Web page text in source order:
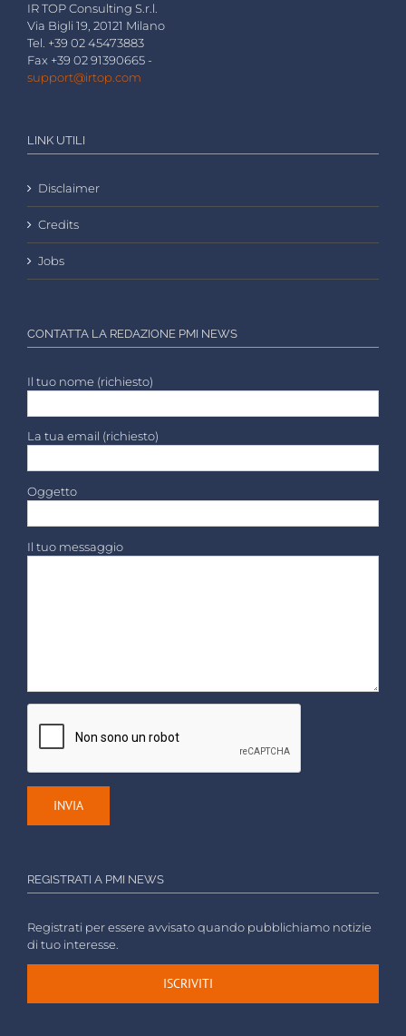
IR TOP Consulting S.r.l.
Via Bigli 19, 20121 Milano
Tel. +39 02 45473883
Fax +39 02 91390665 -
support@irtop.com
LINK UTILI
Disclaimer
Credits
Jobs
CONTATTA LA REDAZIONE PMI NEWS
Il tuo nome (richiesto)
La tua email (richiesto)
Oggetto
Il tuo messaggio
REGISTRATI A PMI NEWS
Registrati per essere avvisato quando pubblichiamo notizie
di tuo interesse.
ISCRIVITI